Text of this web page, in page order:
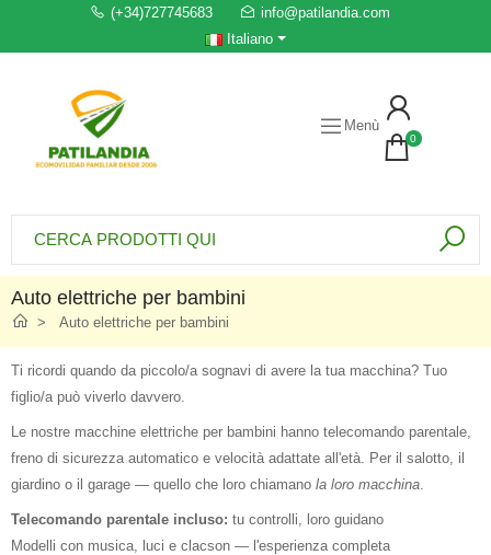
(+34)727745683
info@patilandia.com
Italiano
Menù
0
Auto elettriche per bambini
Auto elettriche per bambini
Ti ricordi quando da piccolo/a sognavi di avere la tua macchina? Tuo
figlio/a può viverlo davvero.
Le nostre macchine elettriche per bambini hanno telecomando parentale,
freno di sicurezza automatico e velocità adattate all'età. Per il salotto, il
giardino o il garage — quello che loro chiamano la loro macchina
Telecomando parentale incluso: tu controlli, loro guidano
Modelli con musica, luci e clacson — l'esperienza completa